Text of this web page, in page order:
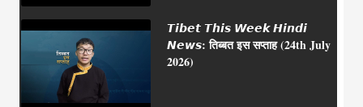
𝙏𝙞𝙗𝙚𝙩 𝙏𝙝𝙞𝙨 𝙒𝙚𝙚𝙠 𝙃𝙞𝙣𝙙𝙞
𝙉𝙚𝙬𝙨: तिब्बत इस सप्ताह (24th July
2026)